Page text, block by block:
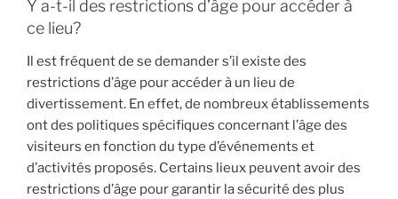
Y a-t-il des restrictions d’âge pour accéder à
ce lieu?
Il est fréquent de se demander s’il existe des
restrictions d’âge pour accéder à un lieu de
divertissement. En effet, de nombreux établissements
ont des politiques spécifiques concernant l’âge des
visiteurs en fonction du type d’événements et
d’activités proposés. Certains lieux peuvent avoir des
restrictions d’âge pour garantir la sécurité des plus